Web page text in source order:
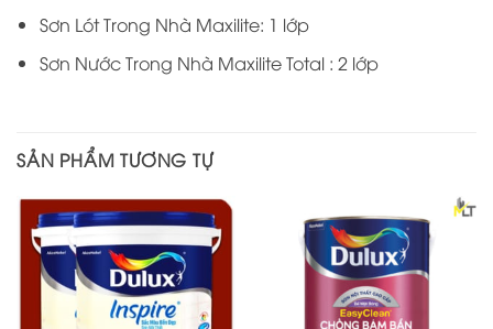
Sơn Lót Trong Nhà Maxilite: 1 lớp
Sơn Nước Trong Nhà Maxilite Total : 2 lớp
SẢN PHẨM TƯƠNG TỰ